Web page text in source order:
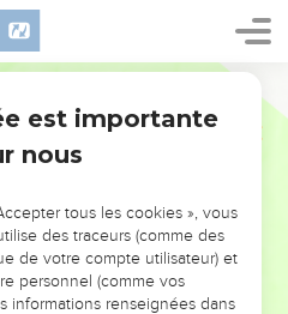
L’ÉVÉNEMENT
!
VOUS ÉVITER LES
?
est importante
nous
tous les cookies », vous
des traceurs (comme des
de votre compte utilisateur) et
personnel (comme vos
informations renseignées dans